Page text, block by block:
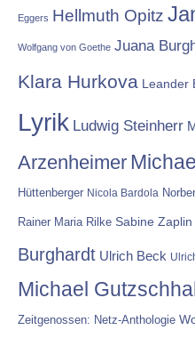
Eggers Hellmuth Opitz
Wolfgang von Goethe Juana
Klara Hurkova Leander
Lyrik Ludwig Steinherr
Arzenheimer
Hüttenberger Nicola Bardola
Rainer Maria Rilke Sabine Zaplin
Burghardt Ulrich Beck
Michael
Zeitgenossen: Netz-Anthologie